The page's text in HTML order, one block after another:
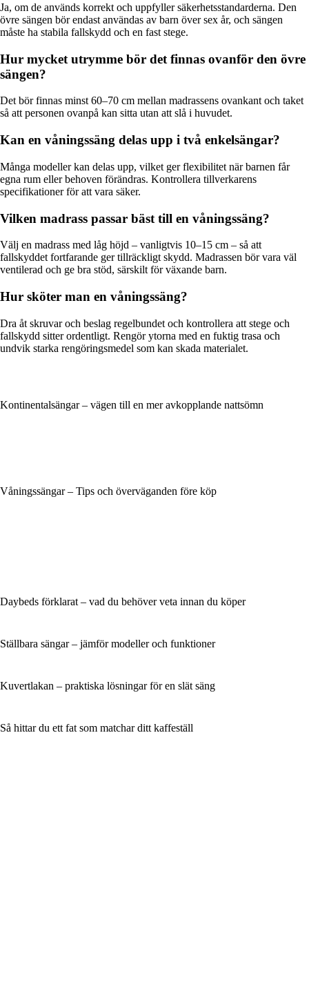
Ja, om de används korrekt och uppfyller säkerhetsstandarderna. Den
övre sängen bör endast användas av barn över sex år, och sängen
måste ha stabila fallskydd och en fast stege.
Hur mycket utrymme bör det finnas ovanför den övre
sängen?
Det bör finnas minst 60–70 cm mellan madrassens ovankant och taket
så att personen ovanpå kan sitta utan att slå i huvudet.
Kan en våningssäng delas upp i två enkelsängar?
Många modeller kan delas upp, vilket ger flexibilitet när barnen får
egna rum eller behoven förändras. Kontrollera tillverkarens
specifikationer för att vara säker.
Vilken madrass passar bäst till en våningssäng?
Välj en madrass med låg höjd – vanligtvis 10–15 cm – så att
fallskyddet fortfarande ger tillräckligt skydd. Madrassen bör vara väl
ventilerad och ge bra stöd, särskilt för växande barn.
Hur sköter man en våningssäng?
Dra åt skruvar och beslag regelbundet och kontrollera att stege och
fallskydd sitter ordentligt. Rengör ytorna med en fuktig trasa och
undvik starka rengöringsmedel som kan skada materialet.
Kontinentalsängar – vägen till en mer avkopplande nattsömn
Våningssängar – Tips och överväganden före köp
Daybeds förklarat – vad du behöver veta innan du köper
Ställbara sängar – jämför modeller och funktioner
Kuvertlakan – praktiska lösningar för en slät säng
Så hittar du ett fat som matchar ditt kaffeställ